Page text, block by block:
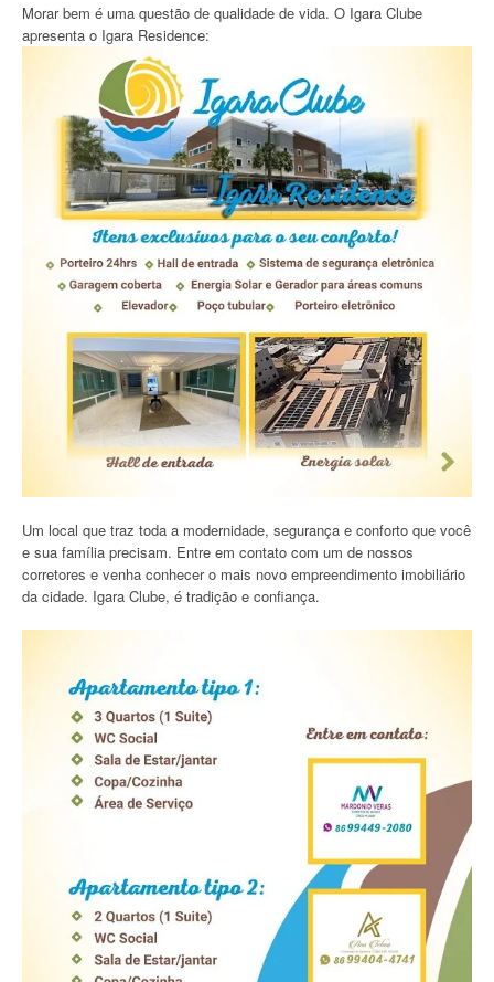
Morar bem é uma questão de qualidade de vida. O Igara Clube
apresenta o Igara Residence:
Um local que traz toda a modernidade, segurança e conforto que você
e sua família precisam. Entre em contato com um de nossos
corretores e venha conhecer o mais novo empreendimento imobiliário
da cidade. Igara Clube, é tradição e confiança.